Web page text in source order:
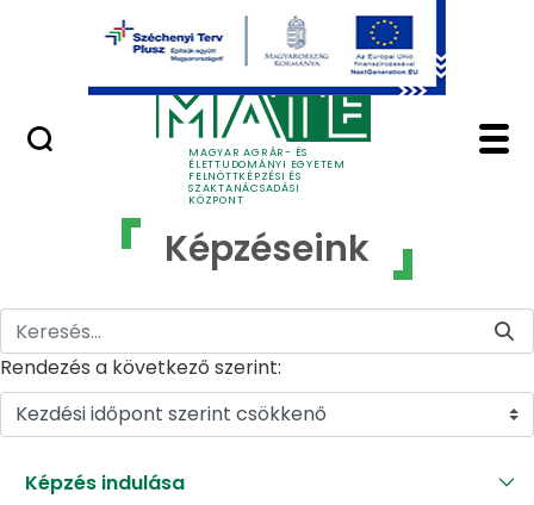
Ugrás a fő tartalomhoz
MAGYAR AGRÁR- ÉS
ÉLETTUDOMÁNYI EGYETEM
FELNŐTTKÉPZÉSI ÉS
SZAKTANÁCSADÁSI
KÖZPONT
Képzéseink - MATE
Képzéseink
Rendezés a következő szerint:
Kezdési időpont szerint csökkenő
Képzés indulása